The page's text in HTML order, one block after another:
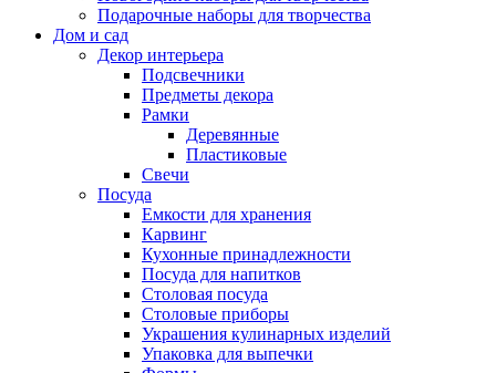
Подарочные наборы для творчества
Дом и сад
Декор интерьера
Подсвечники
Предметы декора
Рамки
Деревянные
Пластиковые
Свечи
Посуда
Емкости для хранения
Карвинг
Кухонные принадлежности
Посуда для напитков
Столовая посуда
Столовые приборы
Украшения кулинарных изделий
Упаковка для выпечки